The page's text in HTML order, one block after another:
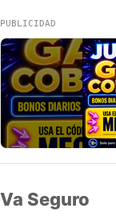
PUBLICIDAD
Va Seguro